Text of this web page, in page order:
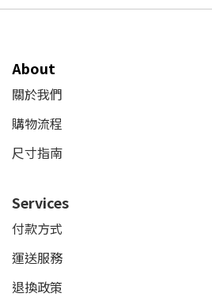
About
關於我們
購物流程
尺寸指南
Services
付款方式
運送服務
退換政策